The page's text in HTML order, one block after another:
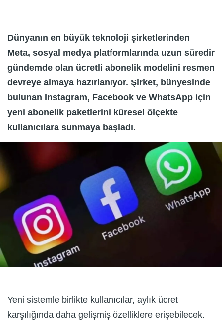
Dünyanın en büyük teknoloji şirketlerinden
Meta, sosyal medya platformlarında uzun süredir
gündemde olan ücretli abonelik modelini resmen
devreye almaya hazırlanıyor. Şirket, bünyesinde
bulunan Instagram, Facebook ve WhatsApp için
yeni abonelik paketlerini küresel ölçekte
kullanıcılara sunmaya başladı.
Yeni sistemle birlikte kullanıcılar, aylık ücret
karşılığında daha gelişmiş özelliklere erişebilecek.